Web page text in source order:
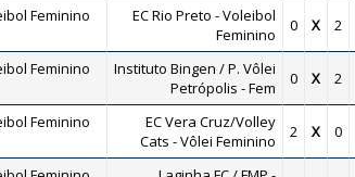
Feminino
EC Rio Preto - Voleibol
Feminino
0 X 2
Feminino
Instituto Bingen / P. Vôlei
Petrópolis - Fem
0 X 2
Feminino
EC Vera Cruz/Volley
Cats - Vôlei Feminino
2 X 0